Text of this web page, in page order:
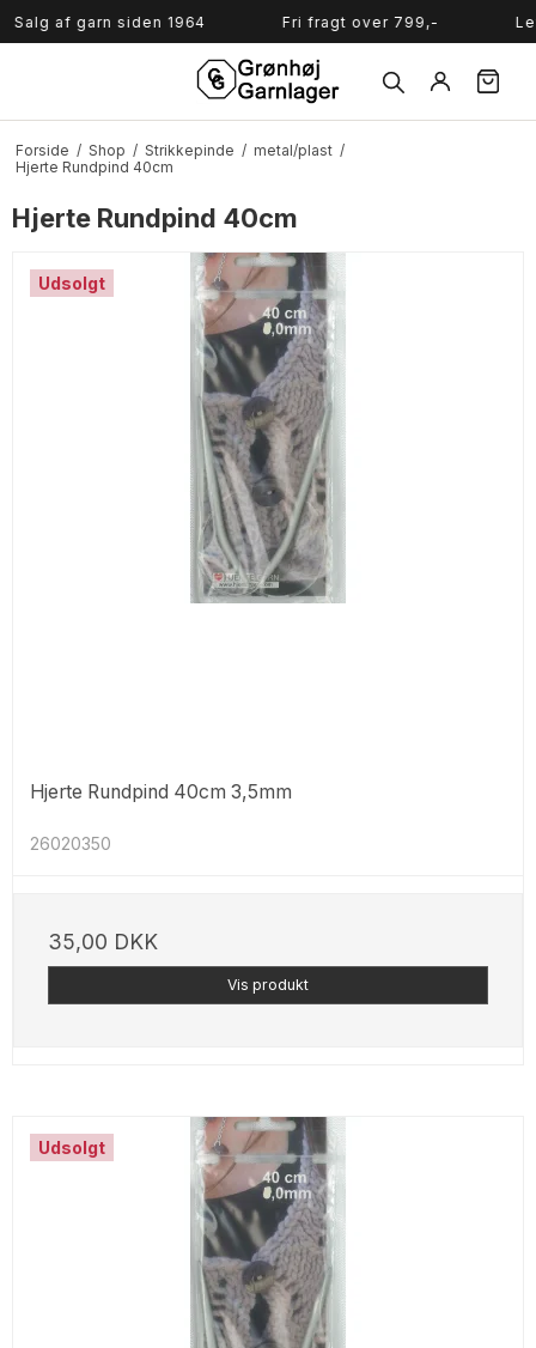
af garn siden 1964 Fri fragt over 799,-
Forside / Shop / Strikkepinde / metal/plast /
Hjerte Rundpind 40cm
Hjerte Rundpind 40cm
Udsolgt
Hjerte Rundpind 40cm 3,5mm
26020350
35,00 DKK
Vis produkt
Udsolgt